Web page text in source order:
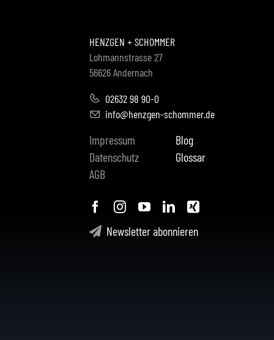
HENZGEN + SCHOMMER
Lohmannstrasse 27
56626 Andernach
02632 98 90-0
info@henzgen-schommer.de
Impressum
Datenschutz
AGB
Blog
Glossar
Newsletter abonnieren